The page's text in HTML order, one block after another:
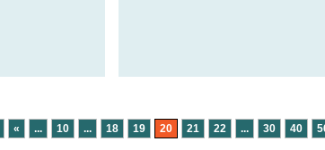
« ... 10 ... 18 19 20 21 22 ... 30 40